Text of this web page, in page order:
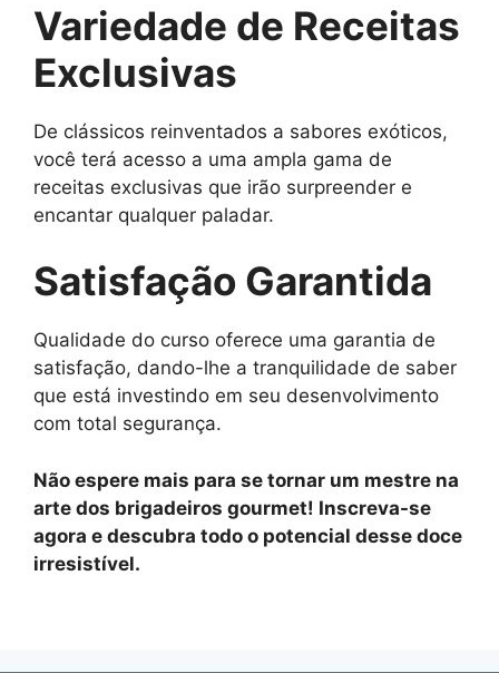
Variedade de Receitas
Exclusivas
De clássicos reinventados a sabores exóticos,
você terá acesso a uma ampla gama de
receitas exclusivas que irão surpreender e
encantar qualquer paladar.
Satisfação Garantida
Qualidade do curso oferece uma garantia de
satisfação, dando-lhe a tranquilidade de saber
que está investindo em seu desenvolvimento
com total segurança.
Não espere mais para se tornar um mestre na
arte dos brigadeiros gourmet! Inscreva-se
agora e descubra todo o potencial desse doce
irresistível.